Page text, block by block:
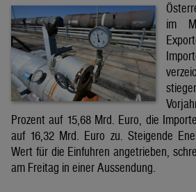
im
Prozent auf 15,68 Mrd. Euro, die
auf 16,32 Mrd. Euro zu. Steigende
Wert für die Einfuhren angetrieben,
am Freitag in einer Aussendung.